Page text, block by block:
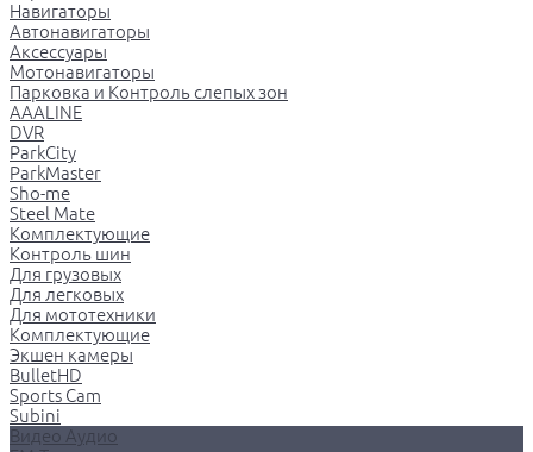
Навигаторы
Автонавигаторы
Аксессуары
Мотонавигаторы
Парковка и Контроль слепых зон
AAALINE
DVR
ParkCity
ParkMaster
Sho-me
Steel Mate
Комплектующие
Контроль шин
Для грузовых
Для легковых
Для мототехники
Комплектующие
Экшен камеры
BulletHD
Sports Cam
Subini
Видео Аудио